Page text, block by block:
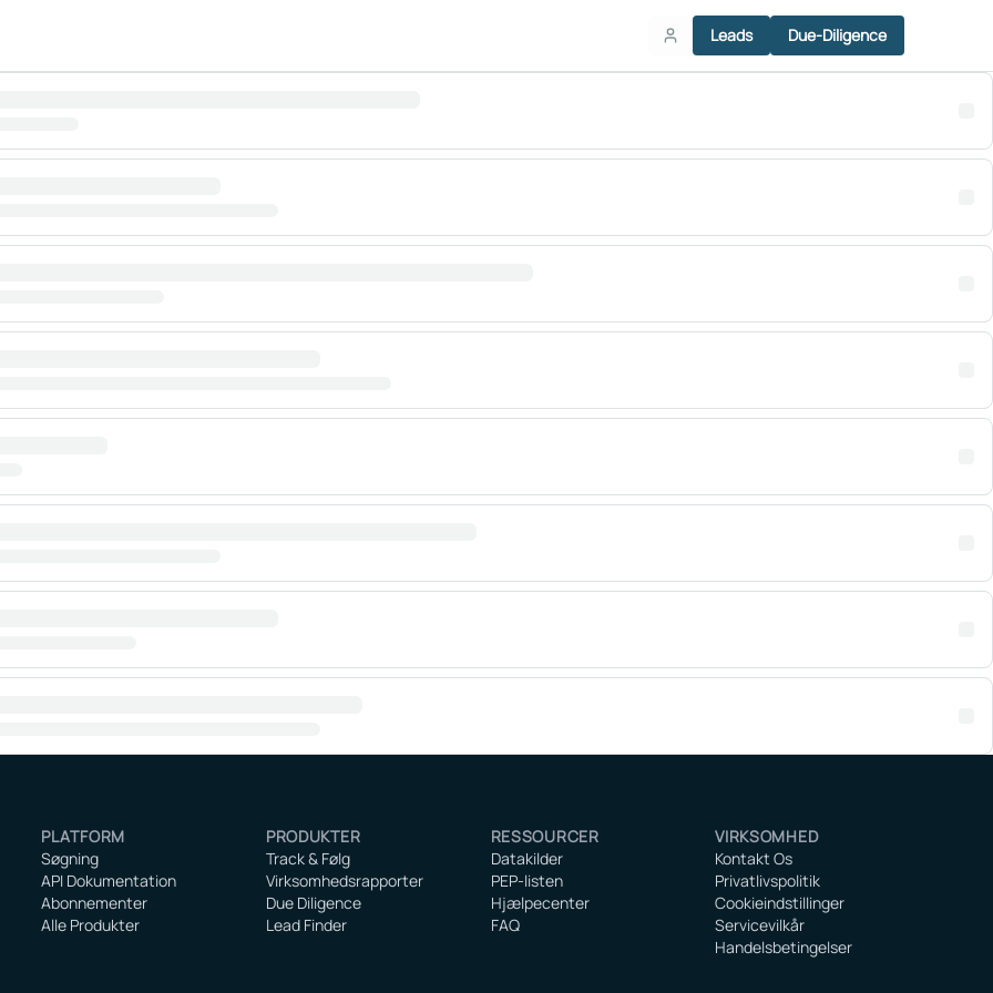
Leads Due-Diligence
PLATFORM
Søgning
API Dokumentation
Abonnementer
Alle Produkter
PRODUKTER
Track & Følg
Virksomhedsrapporter
Due Diligence
Lead Finder
RESSOURCER
Datakilder
PEP-listen
Hjælpecenter
FAQ
VIRKSOMHED
Kontakt Os
Privatlivspolitik
Cookieindstillinger
Servicevilkår
Handelsbetingelser